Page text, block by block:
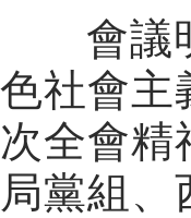
會議
色社會主
次全會精
局黨組